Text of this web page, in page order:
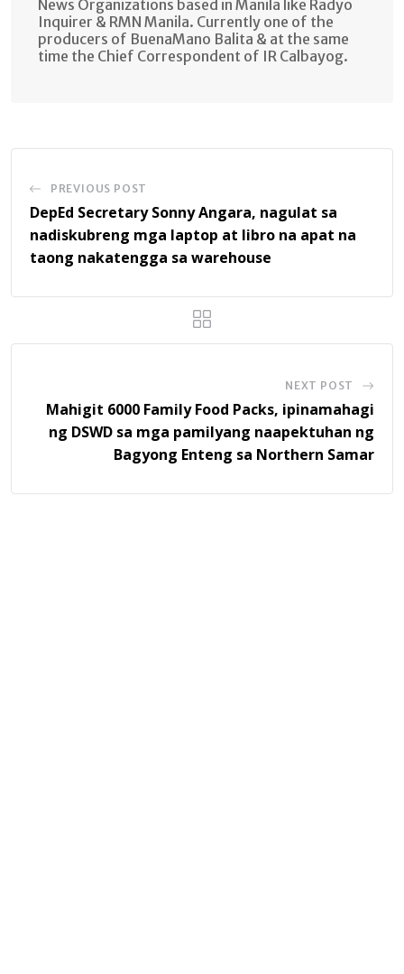
News Organizations based in Manila like Radyo
Inquirer & RMN Manila. Currently one of the
producers of BuenaMano Balita & at the same
time the Chief Correspondent of IR Calbayog.
PREVIOUS POST
DepEd Secretary Sonny Angara, nagulat sa
nadiskubreng mga laptop at libro na apat na
taong nakatengga sa warehouse
NEXT POST
Mahigit 6000 Family Food Packs, ipinamahagi
ng DSWD sa mga pamilyang naapektuhan ng
Bagyong Enteng sa Northern Samar